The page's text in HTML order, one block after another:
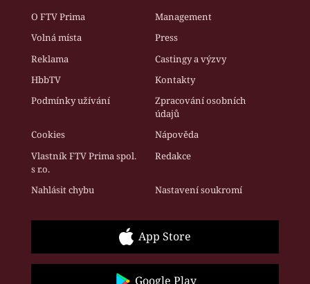
O FTV Prima
Management
Volná místa
Press
Reklama
Castingy a výzvy
HbbTV
Kontakty
Podmínky užívání
Zpracování osobních
údajů
Cookies
Nápověda
Vlastník FTV Prima spol.
s r.o.
Redakce
Nahlásit chybu Nastavení soukromí
App Store
Google Play